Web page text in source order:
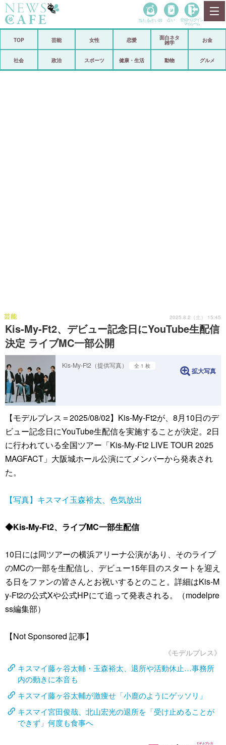
政治
当たる占い師 占い 登録• ログイン
マイルーム
TOP 芸能 女性 恋愛
面白ネタ
雑学
お金
社会 政治 スポーツ 健康・生活 動物 グルメ
Kis-My-Ft2、デビュー記念日にYouTube生配信
決定 ライブMC一部公開
芸能 2025.8.2（土） 15:45
Kis-My-Ft2（提供写真） 全 1 枚
拡大写真
【モデルプレス＝2025/08/02】Kis-My-Ft2が、8月10日のデ
ビュー記念日にYouTube生配信を実施することが決定。2日
に行われている全国ツアー「Kis-My-Ft2 LIVE TOUR 2025
MAGFACT」大阪城ホール公演にてメンバーから発表され
た。
【写真】キスマイ玉森裕太、色気放出
◆Kis-My-Ft2、ライブMC一部生配信
10日には同ツアーの横浜アリーナ公演があり、そのライブ
のMCの一部を生配信し、デビュー15年目のスタートを迎え
る日をファンの皆さんとお祝いするとのこと。詳細はKis-M
y-Ft2の公式Xや公式HPにて追って発表される。（modelpre
ss編集部）
【Not Sponsored 記事】
《モデルプレス》
キスマイ藤ヶ谷太輔・玉森裕太、退所や活動休止…事務所
内の動きに本音も
キスマイ藤ヶ谷太輔が激痩せ「小鹿のようにゲッソリ」
キスマイ宮田俊哉、北山宏光の退所を「受け止めることが
できず」何度も食事へ